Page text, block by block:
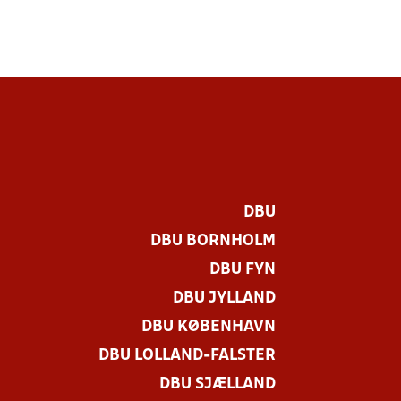
DBU
DBU BORNHOLM
DBU FYN
DBU JYLLAND
DBU KØBENHAVN
DBU LOLLAND-FALSTER
DBU SJÆLLAND